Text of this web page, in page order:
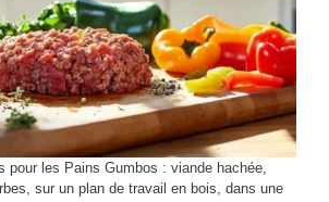
pour les Pains Gumbos : viande hachée,
sur un plan de travail en bois, dans une